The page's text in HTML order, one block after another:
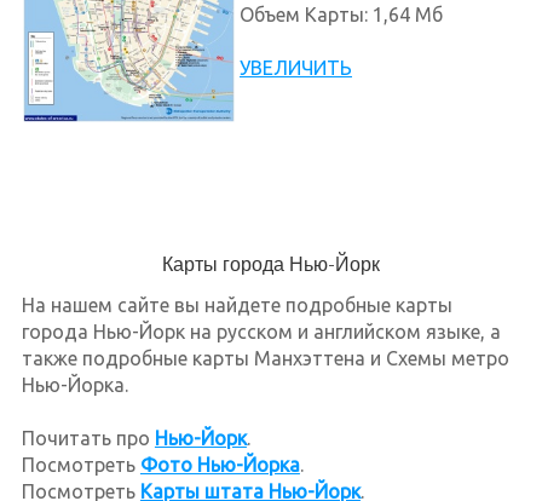
Объем Карты: 1,64 Мб
УВЕЛИЧИТЬ
Карты города Нью-Йорк
На нашем сайте вы найдете подробные карты
города Нью-Йорк на русском и английском языке, а
также подробные карты Манхэттена и Схемы метро
Нью-Йорка.
Почитать про Нью-Йорк.
Посмотреть Фото Нью-Йорка.
Посмотреть Карты штата Нью-Йорк.